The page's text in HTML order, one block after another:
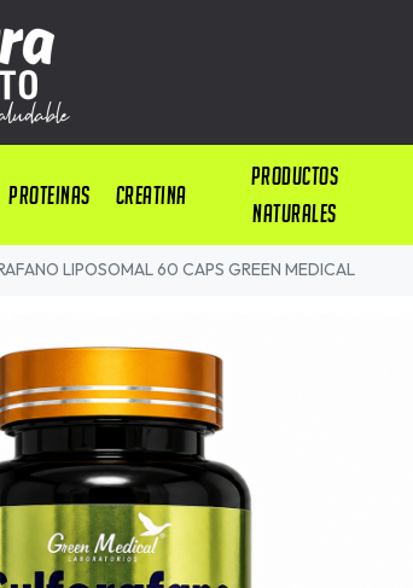
PROTEINAS CREATINA
PRODUCTOS
NATURALES
LIPOSOMAL 60 CAPS GREEN MEDICAL